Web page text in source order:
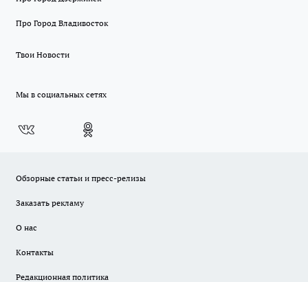
Про Город Владивосток
Твои Новости
Мы в социальных сетях
Обзорные статьи и пресс-релизы
Заказать рекламу
О нас
Контакты
Редакционная политика